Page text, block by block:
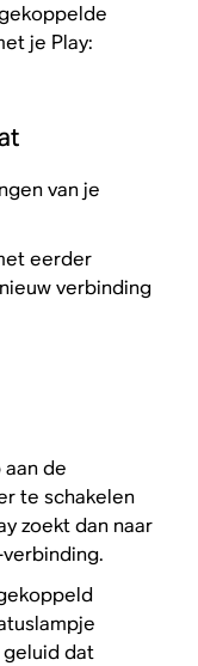
je Play:
van je
eerder
verbinding
de
te schakelen
zoekt dan naar
geluid dat